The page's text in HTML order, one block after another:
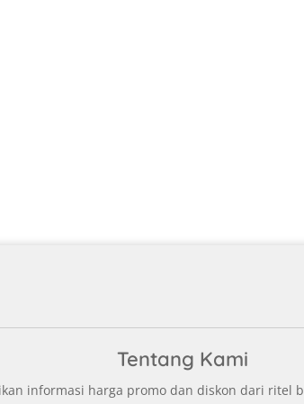
Tentang Kami
informasi harga promo dan diskon dari ritel